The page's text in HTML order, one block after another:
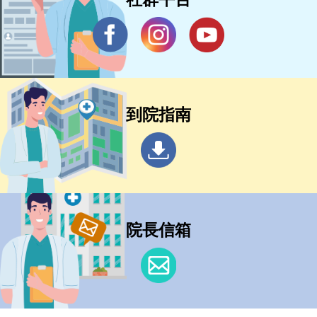
到院指南
院長信箱